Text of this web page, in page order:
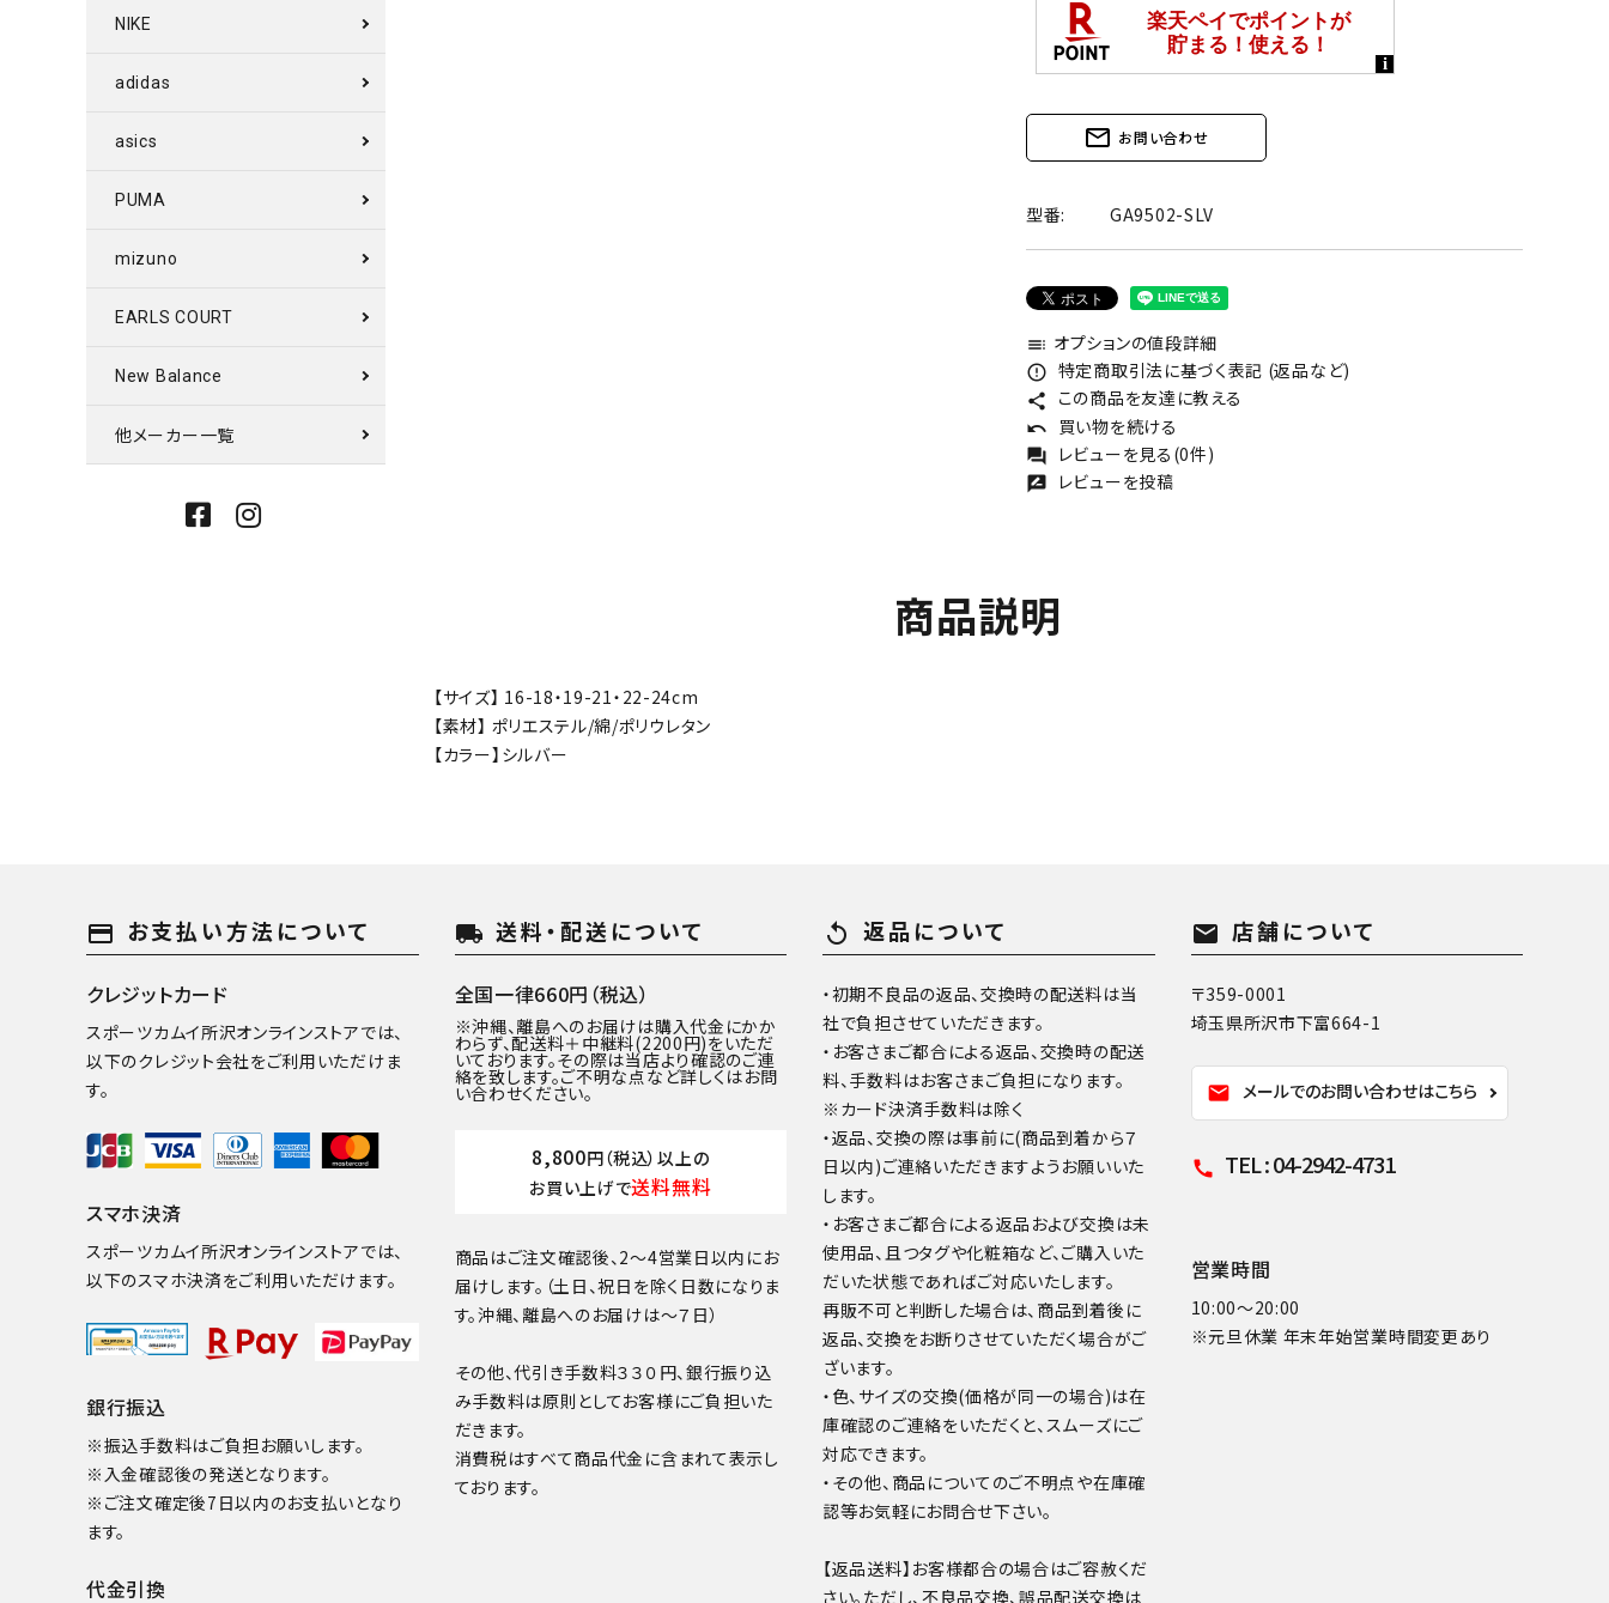
mail_outline お問い合わせ
型番: GA9502-SLV
toc オプションの値段詳細
error_outline 特定商取引法に基づく表記 (返品など)
share この商品を友達に教える
undo 買い物を続ける
forum レビューを見る(0件)
rate_review レビューを投稿
商品説明
【サイズ】 16-18・19-21・22-24cm
【素材】 ポリエステル/綿/ポリウレタン
【カラー】シルバー
NIKE
adidas
asics
PUMA
mizuno
EARLS COURT
New Balance
他メーカー一覧
payment お支払い方法について
クレジットカード
スポーツカムイ所沢オンラインストアでは、
以下のクレジット会社をご利用いただけま
す。
スマホ決済
スポーツカムイ所沢オンラインストアでは、
以下のスマホ決済をご利用いただけます。
銀行振込
※振込手数料はご負担お願いします。
※入金確認後の発送となります。
※ご注文確定後7日以内のお支払いとなり
ます。
代金引換
local_shipping 送料・配送について
全国一律660円（税込）
※沖縄、離島へのお届けは購入代金にかか
わらず、配送料＋中継料(2200円)をいただ
いております。その際は当店より確認のご連
絡を致します。ご不明な点など詳しくはお問
い合わせください。
8,800円（税込）以上の
お買い上げで送料無料
商品はご注文確認後、2～4営業日以内にお
届けします。（土日、祝日を除く日数になりま
す。沖縄、離島へのお届けは～７日）
その他、代引き手数料３３０円、銀行振り込
み手数料は原則としてお客様にご負担いた
だきます。
消費税はすべて商品代金に含まれて表示し
ております。
replay 返品について
・初期不良品の返品、交換時の配送料は当
社で負担させていただきます。
・お客さまご都合による返品、交換時の配送
料、手数料はお客さまご負担になります。
※カード決済手数料は除く
・返品、交換の際は事前に(商品到着から７
日以内)ご連絡いただきますようお願いいた
します。
・お客さまご都合による返品および交換は未
使用品、且つタグや化粧箱など、ご購入いた
だいた状態であればご対応いたします。
再販不可と判断した場合は、商品到着後に
返品、交換をお断りさせていただく場合がご
ざいます。
・色、サイズの交換(価格が同一の場合)は在
庫確認のご連絡をいただくと、スムーズにご
対応できます。
・その他、商品についてのご不明点や在庫確
認等お気軽にお問合せ下さい。
【返品送料】お客様都合の場合はご容赦くだ
さい。ただし、不良品交換、誤品配送交換は
mail 店舗について
〒359-0001
埼玉県所沢市下富664-1
mail メールでのお問い合わせはこちら
call TEL : 04-2942-4731
営業時間
10:00～20:00
※元旦休業 年末年始営業時間変更あり